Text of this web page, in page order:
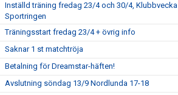
Inställd träning fredag 23/4 och 30/4, Klubbvecka
Sportringen
Träningsstart fredag 23/4 + övrig info
Saknar 1 st matchtröja
Betalning för Dreamstar-häften!
Avslutning söndag 13/9 Nordlunda 17-18